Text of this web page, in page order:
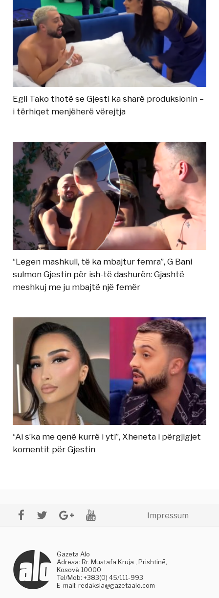
Egli Tako thotë se Gjesti ka sharë produksionin –
i tërhiqet menjëherë vërejtja
“Legen mashkull, të ka mbajtur femra”, G Bani
sulmon Gjestin për ish-të dashurën: Gjashtë
meshkuj me ju mbajtë një femër
“Ai s’ka me qenë kurrë i yti”, Xheneta i përgjigjet
komentit për Gjestin
Impressum
Gazeta Alo
Adresa: Rr. Mustafa Kruja , Prishtinë,
Kosovë 10000
Tel/Mob: +383(0) 45/111-993
E-mail:redaksia@gazetaalo.com